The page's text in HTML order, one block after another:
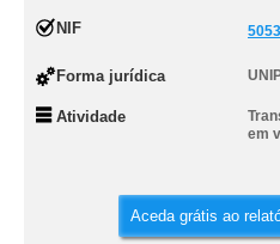
NIF
Forma jurídica
Atividade
em
Aceda grátis ao